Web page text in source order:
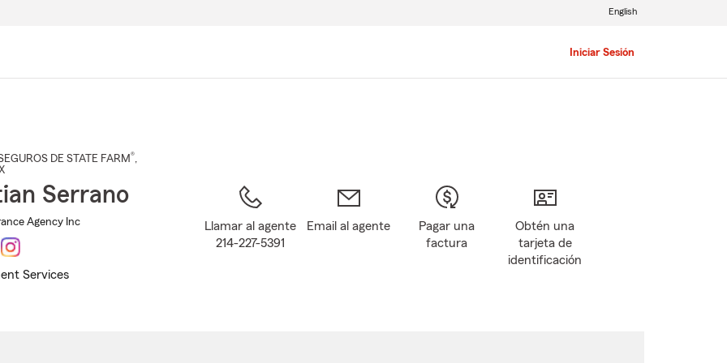
Iniciar Sesión
English
DE STATE FARM®,
Serrano
Agency Inc
Services
Llamar al agente
214-227-5391
Email al agente
Pagar una
factura
Obtén una
tarjeta de
identificación